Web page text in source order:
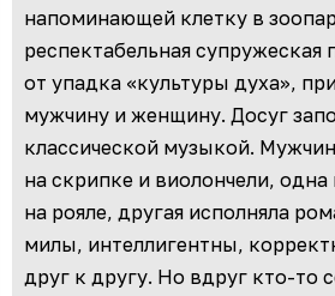
напоминающей клетку в
респектабельная
от упадка «культуры духа»,
мужчину и женщину. Досуг
классической музыкой.
на скрипке и виолончели,
на рояле, другая исполняла
милы, интеллигентны,
друг к другу. Но вдруг кто-то